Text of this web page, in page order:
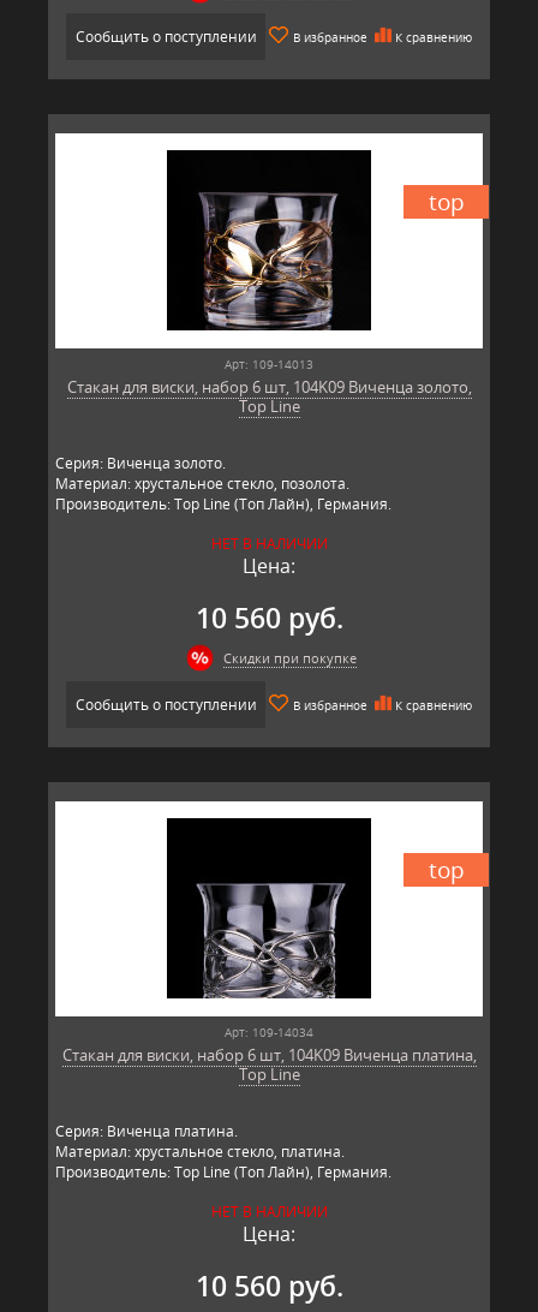
Сообщить о поступлении В избранное К сравнению
top
Арт: 109-14013
Стакан для виски, набор 6 шт, 104K09 Виченца золото,
Top Line
Серия: Виченца золото.
Материал: хрустальное стекло, позолота.
Производитель: Top Line (Топ Лайн), Германия.
НЕТ В НАЛИЧИИ
Цена:
10 560 руб.
Скидки при покупке
Сообщить о поступлении В избранное К сравнению
top
Арт: 109-14034
Стакан для виски, набор 6 шт, 104K09 Виченца платина,
Top Line
Серия: Виченца платина.
Материал: хрустальное стекло, платина.
Производитель: Top Line (Топ Лайн), Германия.
НЕТ В НАЛИЧИИ
Цена:
10 560 руб.